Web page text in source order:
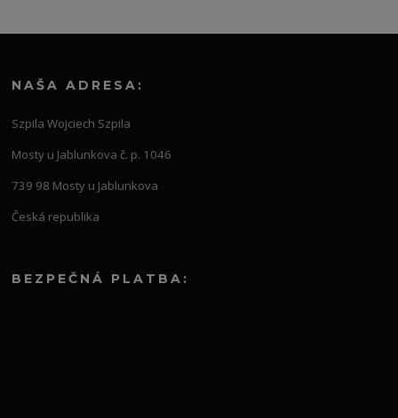
NAŠA ADRESA:
Szpila Wojciech Szpila
Mosty u Jablunkova č. p. 1046
739 98 Mosty u Jablunkova
Česká republika
BEZPEČNÁ PLATBA: